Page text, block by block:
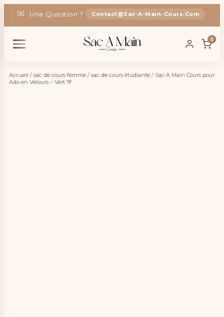
🎁 -5% Code : SAC5
Contact@sac-A-Main-Cours.com
🎁
0
Accueil / sac de cours femme / sac de cours étudiante / Sac A Main Cours pour
Ado en Velours – Vert 💚